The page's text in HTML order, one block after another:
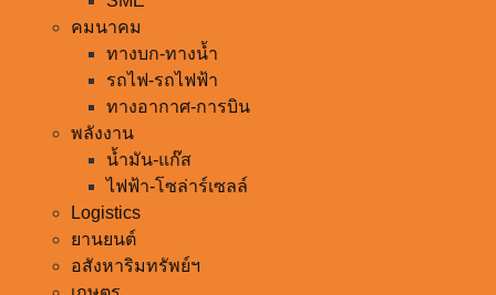
พาณิชย์
การตลาด
ขายตรง
อุตสาหกรรม
SME
คมนาคม
ทางบก-ทางน้ำ
รถไฟ-รถไฟฟ้า
ทางอากาศ-การบิน
พลังงาน
น้ำมัน-แก๊ส